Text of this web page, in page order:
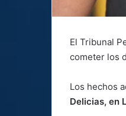
El Tribunal
cometer los
Los hechos
Delicias, en